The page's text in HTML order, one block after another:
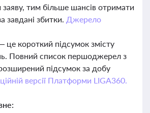
тим більше шансів отримати
завдані збитки. Джерело
короткий підсумок змісту
Повний список першоджерел з
підсумок за добу
версії Платформи LIGA360.